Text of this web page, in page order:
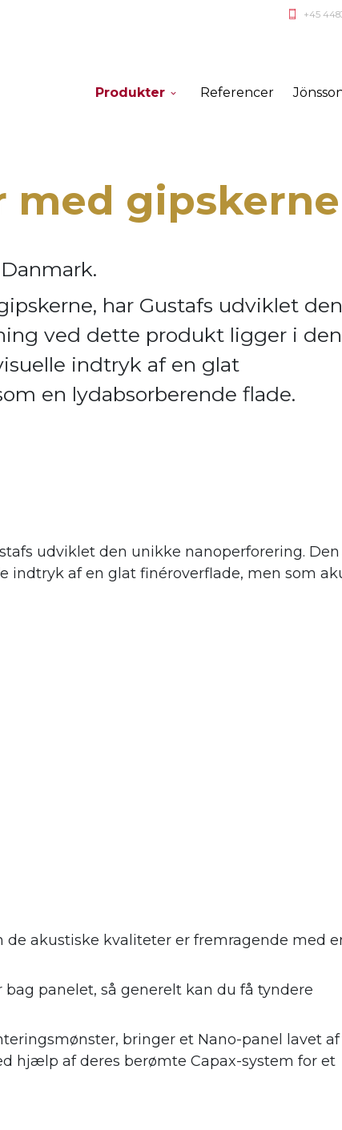
+45
Produkter Referencer
gipskerne
har Gustafs udviklet den
ved dette produkt ligger i den
indtryk af en glat
en lydabsorberende flade.
udviklet den unikke nanoperforering.
af en glat finéroverflade, men som
akustiske kvaliteter er fremragende med
panelet, så generelt kan du få tyndere
bringer et Nano-panel lavet af
hjælp af deres berømte Capax-system for et